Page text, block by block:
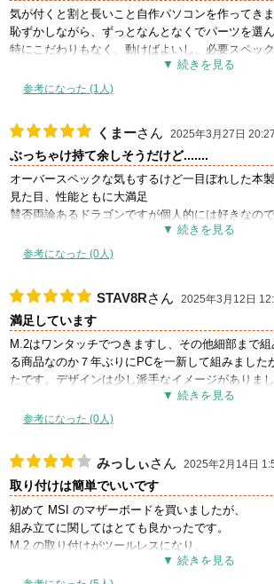
複数あり全体的に何かしら覆われている個所が多
が、ズッシリと重いデス…気を付けて扱わないと落
ちょっと怖いデス。
AM5ソケットやメモリスロットの部分は他社製品
と思いますが、GPU用のPCIEスロットや四つほ
はドライバーなど無しで簡単に着脱できる機構な
私の場合は、最初にBIOSアップデートを行いまし
ボタンでのアップデートは簡単かつ安全に出来まし
WINDOWSのセットアップに関しても特に問題な
たので良かったです。
（有線LAN環境でドライバやらは付属のUSBでは
の物を使用。）
と、久々の自作作業でしたが良い点ばかりあげて
多分個体差もしくは私の器用さ的なモノが絶望的
ている保護フィルム？が一部剝がしきれずに残っ
残念でした。
あと強いて挙げるならメモリスロットなんかも刺
りやすくなるような改善がされたりすると良いな
まぁ今時のマザーボードはLEDでエラー表示して
ので、問題があってもわかりやすくはなっていま
以上、組み上げからOS、ドライバ類のインストー
もなく良かったです。
気が付くと割と長いこと自作パソコンを作ってきま
恥ずかしながら、ずっとなんとなくでパーツを選ん
特にこだわりもなく、動けばよいし、必要スペック
光物には特に興味もなく、スペックをよくすると
こだわりはないし。
しかし、DDR5にするタイミングでマザーボード
うと、コスパだけではなく、デザインや性能など
てみようと思いました。
結果としては、長くこだわりを持ったマザーボー
思い、大変勉強になりました。
参考になった (1人)
くまーさん 2025年3月27日 20:27
ぶっちゃけ持て余しそうだけど.......
オーバースペックな気もするけど一目ぼれした本
見た目、性能ともに大満足
賛否両論あるドラゴンですが個人的には好きなの
参考になった (0人)
STAV8Rさん 2025年3月12日
満足しています
M.2はワンタッチでつきますし、その他細部まで
る商品なのか７年ぶりにPCを一新して組みました
たです。デザインは少し派手なイメージがありま
他の方のレビューにもありましたUEFI ロゴ表示
らでも確認できましたが、メモリの抜き差しやグ
した際の初めの１回目に発生しました。その後に
安定しています。その他ドライバ導入等問題ありま
参考になった (0人)
みっしぃさん 2025年2月14日
取り付けは簡単でいいです
初めて MSI のマザーボードを買いましたが、
組み立てに関してはとても良かったです。
M.2 の取り付けがツールレスになり、
グラフィックボードも取り外し機構があり、
ツメを折る心配もなく素晴らしいです。